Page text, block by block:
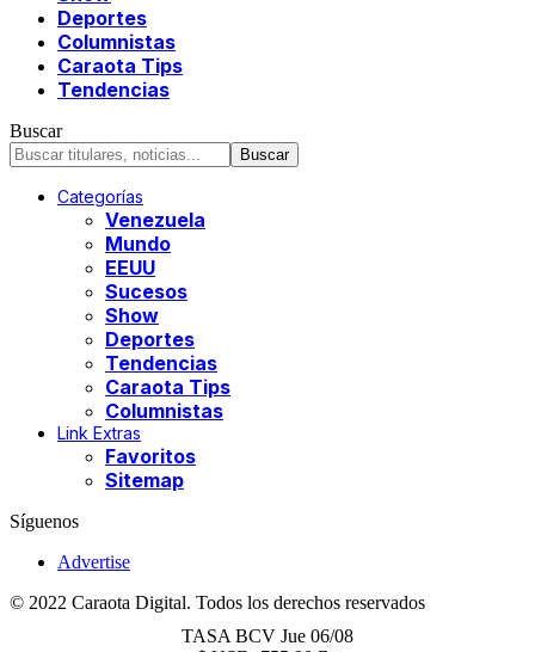
Deportes
Columnistas
Caraota Tips
Tendencias
Buscar
Categorías
Venezuela
Mundo
EEUU
Sucesos
Show
Deportes
Tendencias
Caraota Tips
Columnistas
Link Extras
Favoritos
Sitemap
Síguenos
Advertise
© 2022 Caraota Digital. Todos los derechos reservados
TASA BCV Jue 06/08